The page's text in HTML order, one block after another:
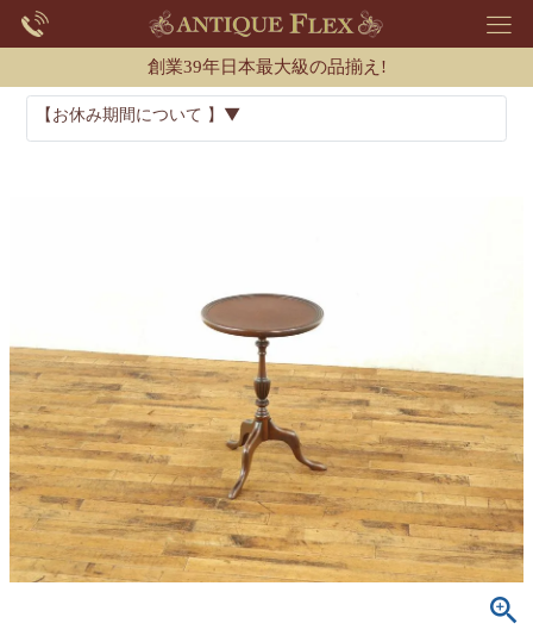
創業39年日本最大級の品揃え!
【お休み期間について 】▼